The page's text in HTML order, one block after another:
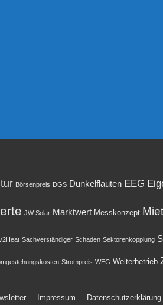
Börsenpreis DGS Dunkelflauten EEG
JW Solar Marktwert Messkonzept
Sachverständiger Schaden Sektorenkopplung
Strompreis WEG Weiterbetrieb
Impressum Datenschutzerklärung